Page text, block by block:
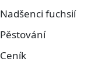
Nadšenci fuchsií
Pěstování
Ceník